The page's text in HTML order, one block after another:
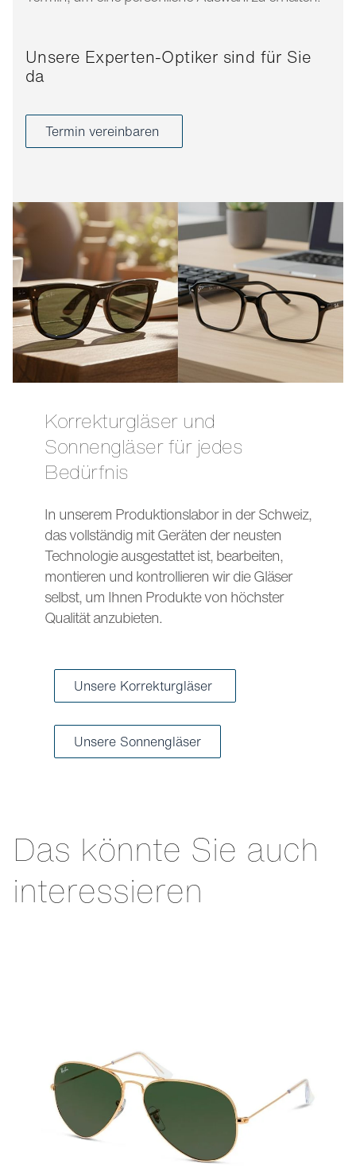
Unsere Experten-Optiker sind für Sie
da
Termin vereinbaren
Korrekturgläser und
Sonnengläser für jedes
Bedürfnis
In unserem Produktionslabor in der Schweiz,
das vollständig mit Geräten der neusten
Technologie ausgestattet ist, bearbeiten,
montieren und kontrollieren wir die Gläser
selbst, um Ihnen Produkte von höchster
Qualität anzubieten.
Unsere Korrekturgläser
Unsere Sonnengläser
Das könnte Sie auch
interessieren